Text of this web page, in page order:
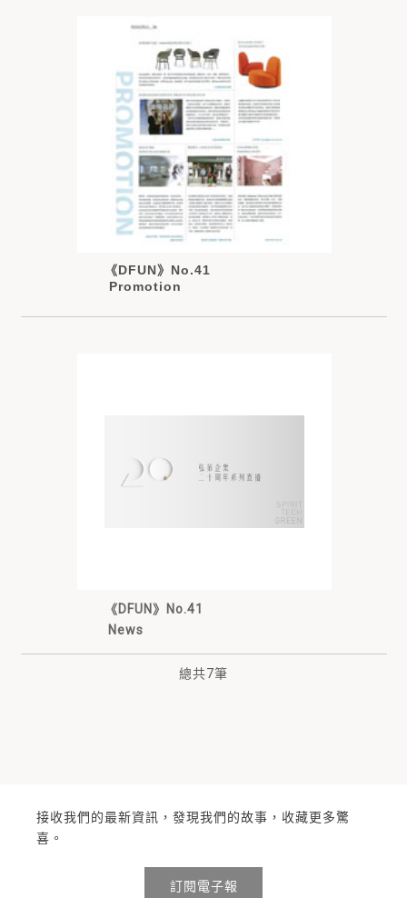
《DFUN》No.41
Promotion
《DFUN》No.41
News
總共7筆
接收我們的最新資訊，發現我們的故事，收藏更多驚
喜。
訂閱電子報